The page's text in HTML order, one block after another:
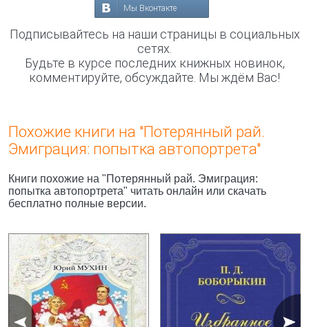
Мы Вконтакте
Подписывайтесь на наши страницы в социальных
сетях.
Будьте в курсе последних книжных новинок,
комментируйте, обсуждайте. Мы ждём Вас!
Похожие книги на "Потерянный рай.
Эмиграция: попытка автопортрета"
Книги похожие на "Потерянный рай. Эмиграция:
попытка автопортрета" читать онлайн или скачать
бесплатно полные версии.